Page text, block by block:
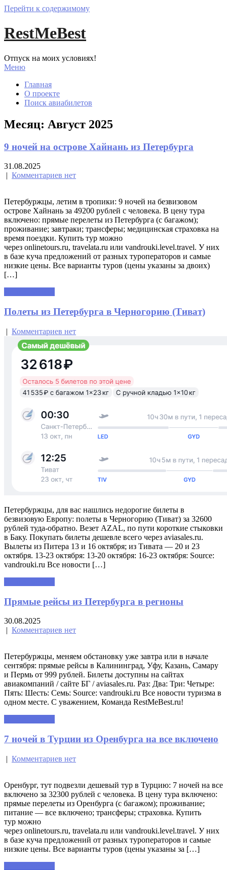
Перейти к содержимому
RestMeBest
Отпуск на моих условиях!
Меню
Главная
О проекте
Поиск авиабилетов
Месяц: Август 2025
9 ночей на острове Хайнань из Петербурга
31.08.2025
| Комментариев нет
Петербуржцы, летим в тропики: 9 ночей на безвизовом
острове Хайнань за 49200 рублей с человека. В цену тура
включено: прямые перелеты из Петербурга (с багажом);
проживание; завтраки; трансферы; медицинская страховка на
время поездки. Купить тур можно
через onlinetours.ru, travelata.ru или vandrouki.level.travel. У них
в базе куча предложений от разных туроператоров и самые
низкие цены. Все варианты туров (цены указаны за двоих)
[…]
Полеты из Петербурга в Черногорию (Тиват)
| Комментариев нет
Петербуржцы, для вас нашлись недорогие билеты в
безвизовую Европу: полеты в Черногорию (Тиват) за 32600
рублей туда-обратно. Везет AZAL, по пути короткие стыковки
в Баку. Покупать билеты дешевле всего через aviasales.ru.
Вылеты из Питера 13 и 16 октября; из Тивата — 20 и 23
октября. 13-23 октября: 13-20 октября: 16-23 октября: Source:
vandrouki.ru Все новости […]
Прямые рейсы из Петербурга в регионы
30.08.2025
| Комментариев нет
Петербуржцы, меняем обстановку уже завтра или в начале
сентября: прямые рейсы в Калининград, Уфу, Казань, Самару
и Пермь от 999 рублей. Билеты доступны на сайтах
авиакомпаний / сайте БГ / aviasales.ru. Раз: Два: Три: Четыре:
Пять: Шесть: Семь: Source: vandrouki.ru Все новости туризма в
одном месте. С уважением, Команда RestMeBest.ru!
7 ночей в Турции из Оренбурга на все включено
| Комментариев нет
Оренбург, тут подвезли дешевый тур в Турцию: 7 ночей на все
включено за 32300 рублей с человека. В цену тура включено:
прямые перелеты из Оренбурга (с багажом); проживание;
питание — все включено; трансферы; страховка. Купить
тур можно
через onlinetours.ru, travelata.ru или vandrouki.level.travel. У них
в базе куча предложений от разных туроператоров и самые
низкие цены. Все варианты туров (цены указаны за […]